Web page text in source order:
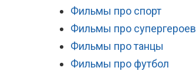
Фильмы про спорт
Фильмы про супергероев
Фильмы про танцы
Фильмы про футбол